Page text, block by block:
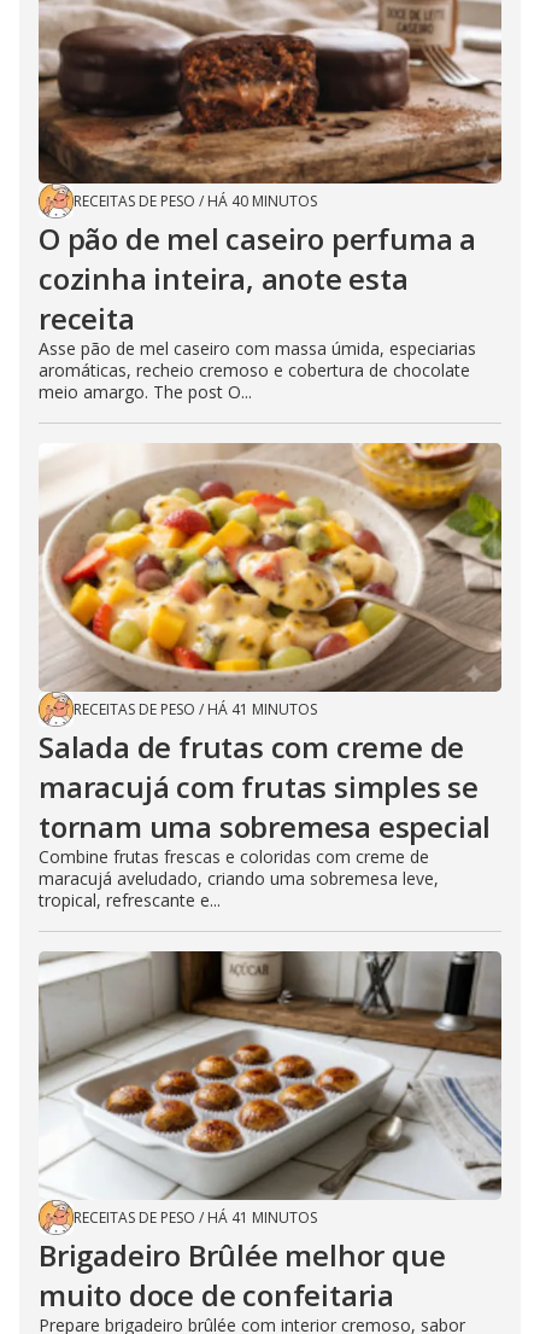
RECEITAS DE PESO / HÁ 40 MINUTOS
O pão de mel caseiro perfuma a
cozinha inteira, anote esta
receita
Asse pão de mel caseiro com massa úmida, especiarias
aromáticas, recheio cremoso e cobertura de chocolate
meio amargo. The post O...
RECEITAS DE PESO / HÁ 41 MINUTOS
Salada de frutas com creme de
maracujá com frutas simples se
tornam uma sobremesa especial
Combine frutas frescas e coloridas com creme de
maracujá aveludado, criando uma sobremesa leve,
tropical, refrescante e...
RECEITAS DE PESO / HÁ 41 MINUTOS
Brigadeiro Brûlée melhor que
muito doce de confeitaria
Prepare brigadeiro brûlée com interior cremoso, sabor